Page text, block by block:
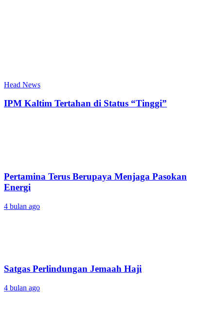
Head News
IPM Kaltim Tertahan di Status “Tinggi”
Pertamina Terus Berupaya Menjaga Pasokan
Energi
4 bulan ago
Satgas Perlindungan Jemaah Haji
4 bulan ago